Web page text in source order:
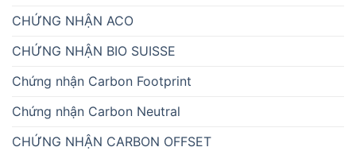
CHỨNG NHẬN ACO
CHỨNG NHẬN BIO SUISSE
Chứng nhận Carbon Footprint
Chứng nhận Carbon Neutral
CHỨNG NHẬN CARBON OFFSET